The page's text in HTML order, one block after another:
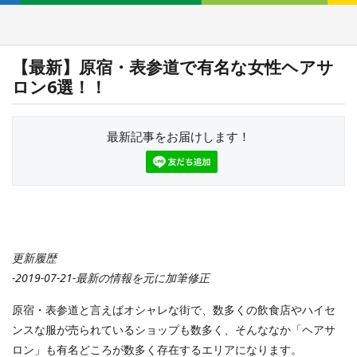
【最新】原宿・表参道で有名な女性ヘアサ
ロン6選！！
最新記事をお届けします！
更新履歴
-2019-07-21-最新の情報を元に加筆修正
原宿・表参道と言えばオシャレな街で、数多くの飲食店やハイセ
ンスな服が売られているショップも数多く、そんななか「ヘアサ
ロン」も有名どころが数多く存在するエリアになります。